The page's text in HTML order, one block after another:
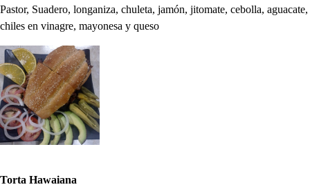
Pastor, Suadero, longaniza, chuleta, jamón, jitomate, cebolla, aguacate,
chiles en vinagre, mayonesa y queso
Torta Hawaiana